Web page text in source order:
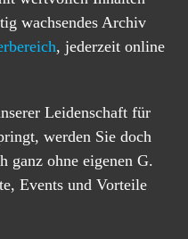
wachsendes Archiv
, jederzeit online
Leidenschaft für
werden Sie doch
ganz ohne eigenen G.
Events und Vorteile